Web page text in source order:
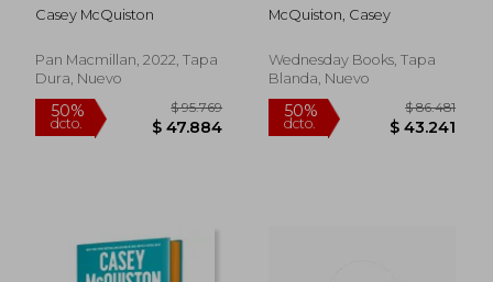
Casey McQuiston
Pan Macmillan, 2022, Tapa
Dura, Nuevo
McQuiston, Casey
Wednesday Books, Tapa
Blanda, Nuevo